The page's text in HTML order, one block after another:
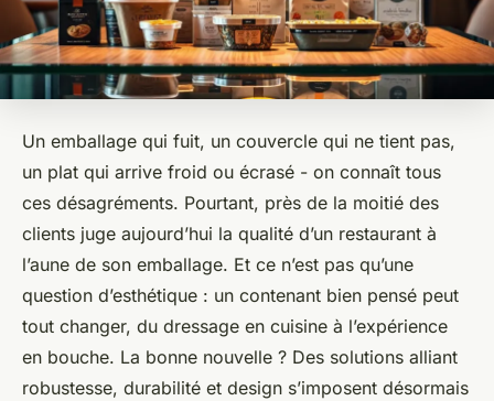
Un emballage qui fuit, un couvercle qui ne tient pas,
un plat qui arrive froid ou écrasé - on connaît tous
ces désagréments. Pourtant, près de la moitié des
clients juge aujourd’hui la qualité d’un restaurant à
l’aune de son emballage. Et ce n’est pas qu’une
question d’esthétique : un contenant bien pensé peut
tout changer, du dressage en cuisine à l’expérience
en bouche. La bonne nouvelle ? Des solutions alliant
robustesse, durabilité et design s’imposent désormais